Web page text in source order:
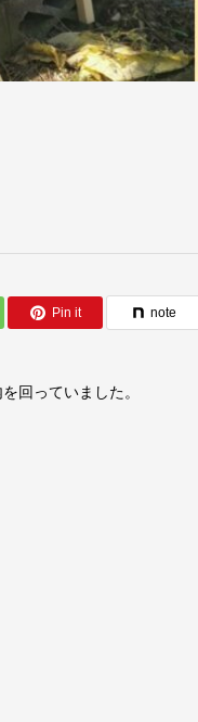
Pin it note
回っていました。